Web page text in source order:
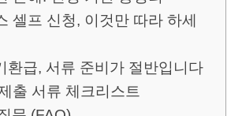
셀프 신청, 이것만 따라 하세
환급, 서류 준비가 절반입니다
출 서류 체크리스트